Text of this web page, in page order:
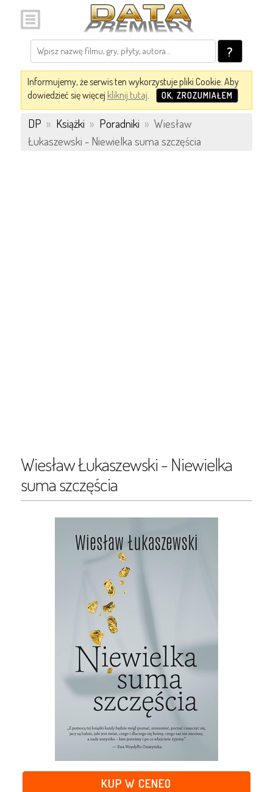
?
Informujemy, że serwis ten wykorzystuje pliki Cookie. Aby
dowiedzieć się więcej kliknij tutaj. OK, ZROZUMIAŁEM
DP » Książki » Poradniki » Wiesław
Łukaszewski - Niewielka suma szczęścia
Wiesław Łukaszewski - Niewielka
suma szczęścia
KUP W CENEO